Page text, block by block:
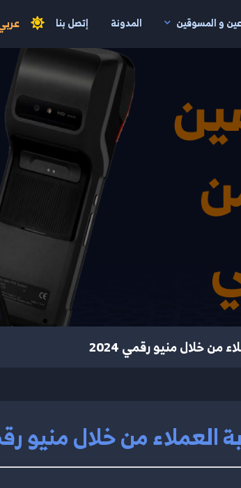
و المسوقين المدونة إتصل بنا
خلال منيو رقمي 2024
من خلال منيو رقمي